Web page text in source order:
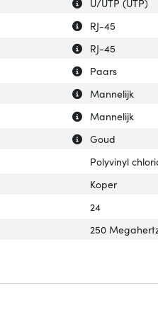
Uitleg over
Verberg uitleg
RJ-45
Uitleg over
Verberg uitleg
RJ-45
Uitleg over
Verberg uitleg
Paars
Uitleg over
Verberg uitleg
Mannelijk
Uitleg over
Verberg uitleg
Mannelijk
Uitleg over
Verberg uitleg
Goud
Polyvinyl
Koper
24
250